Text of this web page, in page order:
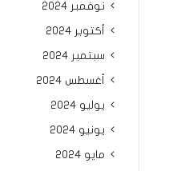
نوفمبر 2024
أكتوبر 2024
سبتمبر 2024
أغسطس 2024
يوليو 2024
يونيو 2024
مايو 2024